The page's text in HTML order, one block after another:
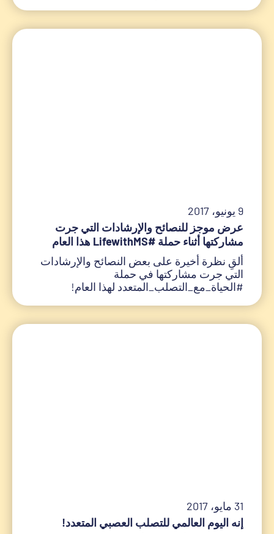
عرض موجز للنصائح والإرشادات التي جرت
مشاركتها أثناء حملة #LifewithMS هذا العام
9 يونيو، 2017
ألقِ نظرة أخيرة على بعض النصائح والإرشادات
التي جرت مشاركتها في حملة
#الحياة_مع_التصلب_المتعدد لهذا العام!
إنه اليوم العالمي للتصلب العصبي المتعدد!
31 مايو، 2017